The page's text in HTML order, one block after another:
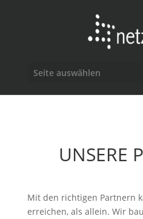
Seite auswählen
UNSERE
Mit den richtigen Partnern
erreichen, als allein. Wir